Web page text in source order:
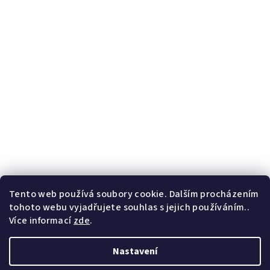
Tento web používá soubory cookie. Dalším procházením
tohoto webu vyjadřujete souhlas s jejich používáním..
Více informacízde.
Nastavení